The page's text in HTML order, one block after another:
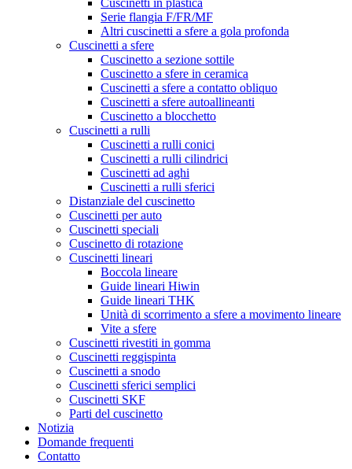
Cuscinetti in plastica
Serie flangia F/FR/MF
Altri cuscinetti a sfere a gola profonda
Cuscinetti a sfere
Cuscinetto a sezione sottile
Cuscinetto a sfere in ceramica
Cuscinetti a sfere a contatto obliquo
Cuscinetti a sfere autoallineanti
Cuscinetto a blocchetto
Cuscinetti a rulli
Cuscinetti a rulli conici
Cuscinetti a rulli cilindrici
Cuscinetti ad aghi
Cuscinetti a rulli sferici
Distanziale del cuscinetto
Cuscinetti per auto
Cuscinetti speciali
Cuscinetto di rotazione
Cuscinetti lineari
Boccola lineare
Guide lineari Hiwin
Guide lineari THK
Unità di scorrimento a sfere a movimento lineare
Vite a sfere
Cuscinetti rivestiti in gomma
Cuscinetti reggispinta
Cuscinetti a snodo
Cuscinetti sferici semplici
Cuscinetti SKF
Parti del cuscinetto
Notizia
Domande frequenti
Contatto